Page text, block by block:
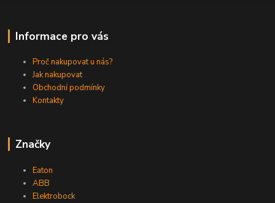
Informace pro vás
Proč nakupovat u nás?
Jak nakupovat
Obchodní podmínky
Kontakty
Značky
Eaton
ABB
Elektrobock